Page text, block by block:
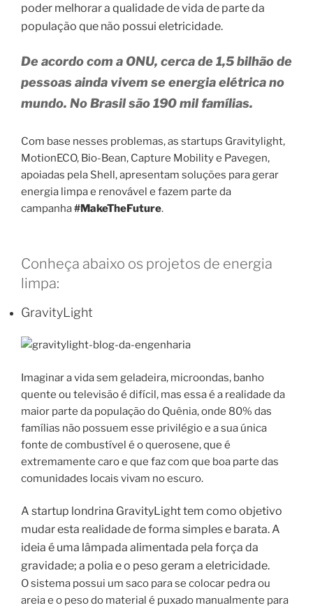
poder melhorar a qualidade de vida de parte da
população que não possui eletricidade.
De acordo com a ONU, cerca de 1,5 bilhão de
pessoas ainda vivem se energia elétrica no
mundo. No Brasil são 190 mil famílias.
Com base nesses problemas, as startups Gravitylight,
MotionECO, Bio-Bean, Capture Mobility e Pavegen,
apoiadas pela Shell, apresentam soluções para gerar
energia limpa e renovável e fazem parte da
campanha#MakeTheFuture.
Conheça abaixo os projetos de energia
limpa:
GravityLight
Imaginar a vida sem geladeira, microondas, banho
quente ou televisão é difícil, mas essa é a realidade da
maior parte da população do Quênia, onde 80% das
famílias não possuem esse privilégio e a sua única
fonte de combustível é o querosene, que é
extremamente caro e que faz com que boa parte das
comunidades locais vivam no escuro.
A startup londrina GravityLight tem como objetivo
mudar esta realidade de forma simples e barata. A
ideia é uma lâmpada alimentada pela força da
gravidade; a polia e o peso geram a eletricidade.
O sistema possui um saco para se colocar pedra ou
areia e o peso do material é puxado manualmente para